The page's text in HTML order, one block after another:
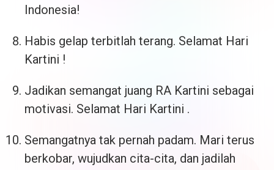
Indonesia!
Habis gelap terbitlah terang. Selamat Hari
Kartini !
Jadikan semangat juang RA Kartini sebagai
motivasi. Selamat Hari Kartini .
Semangatnya tak pernah padam. Mari terus
berkobar, wujudkan cita-cita, dan jadilah